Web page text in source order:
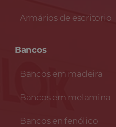
Armários de escritorio
Bancos
Bancos em madeira
Bancos em melamina
Bancos en fenólico